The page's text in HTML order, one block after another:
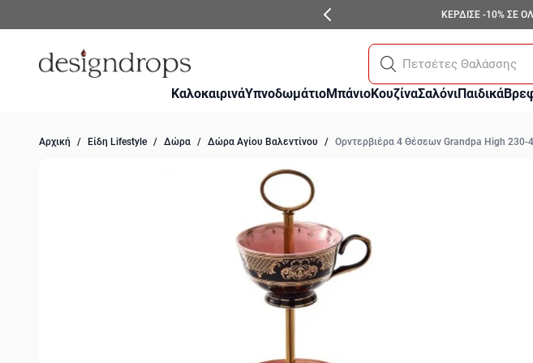
ΚΕΡΔΙΣΕ -10% ΣΕ
Παπ
ΚαλοκαιρινάΥπνοδωμάτιοΜπάνιοΚουζίναΣαλόνιΠαιδικά
Αρχική / Είδη Lifestyle / Δώρα / Δώρα Αγίου Βαλεντίνου / Ορντερβιέρα 4 Θέσεων Grandpa High